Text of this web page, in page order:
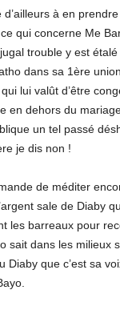
à en
qui concerne Me
trouble y est
dans sa 1ère
lui valût d’être
en dehors du
un tel passé
je dis non !
de méditer
sale de Diaby
les barreaux pour
sait dans les milieux
Diaby que c’est sa